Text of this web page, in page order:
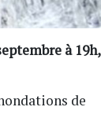
à 19h,
de